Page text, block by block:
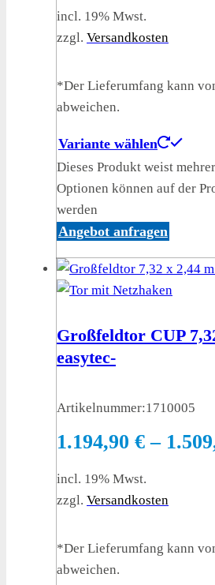
incl. 19% Mwst.
zzgl. Versandkosten
*Der Lieferumfang kann
abweichen.
Variante wählen
Dieses Produkt weist
Optionen können auf der
werden
Angebot anfragen
Großfeldtor CUP
easytec-
Artikelnummer:1710005
1.194,90 € –
incl. 19% Mwst.
zzgl. Versandkosten
*Der Lieferumfang kann
abweichen.